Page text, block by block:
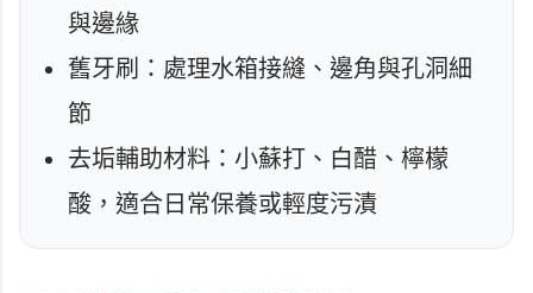
與邊緣
舊牙刷：處理水箱接縫、邊角與孔洞細
節
去垢輔助材料：小蘇打、白醋、檸檬
酸，適合日常保養或輕度污漬